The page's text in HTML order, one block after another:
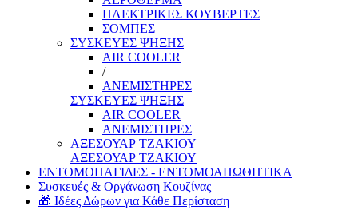
ΗΛΕΚΤΡΙΚΕΣ ΚΟΥΒΕΡΤΕΣ
ΣΟΜΠΕΣ
ΣΥΣΚΕΥΕΣ ΨΗΞΗΣ
AIR COOLER
/
ΑΝΕΜΙΣΤΗΡΕΣ
ΣΥΣΚΕΥΕΣ ΨΗΞΗΣ
AIR COOLER
ΑΝΕΜΙΣΤΗΡΕΣ
ΑΞΕΣΟΥΑΡ ΤΖΑΚΙΟΥ
ΑΞΕΣΟΥΑΡ ΤΖΑΚΙΟΥ
ΕΝΤΟΜΟΠΑΓΙΔΕΣ - ΕΝΤΟΜΟΑΠΩΘΗΤΙΚΑ
Συσκευές & Οργάνωση Κουζίνας
🎁 Ιδέες Δώρων για Κάθε Περίσταση